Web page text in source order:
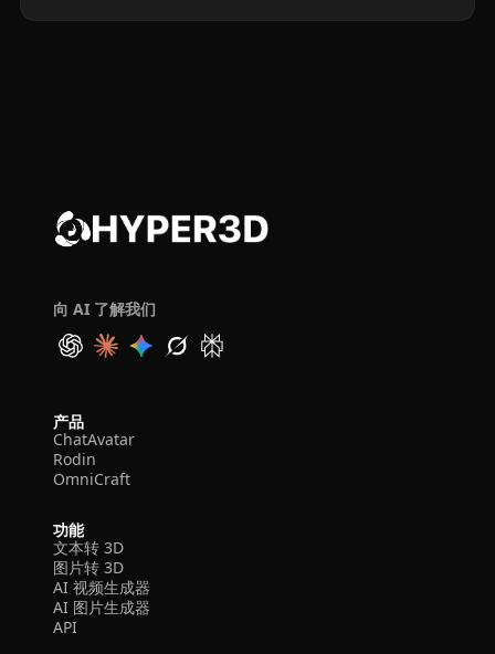
向 AI 了解我们
产品
ChatAvatar
Rodin
OmniCraft
功能
文本转 3D
图片转 3D
AI 视频生成器
AI 图片生成器
API